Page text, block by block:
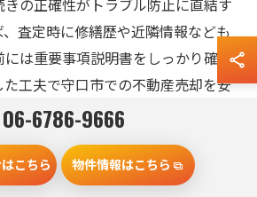
査定時に修繕歴や近隣情報なども
は重要事項説明書をしっかり確認
た工夫で守口市での不動産売却を安
れます。
めに心得たい注意事項
06-6786-9666
こちら 物件情報はこちら